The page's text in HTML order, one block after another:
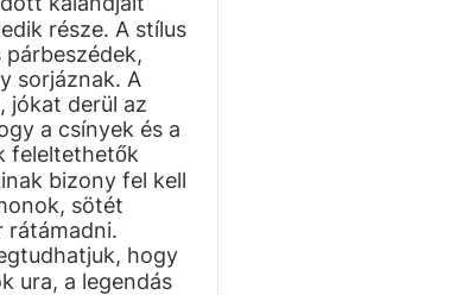
része. A stílus
sorjáznak. A
jókat derül az
a csínyek és a
feleltethetők
bizony fel kell
sötét
rátámadni.
hogy
ura, a legendás